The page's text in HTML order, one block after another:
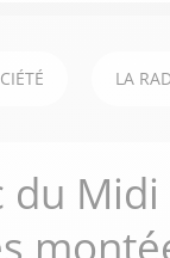
LA
du